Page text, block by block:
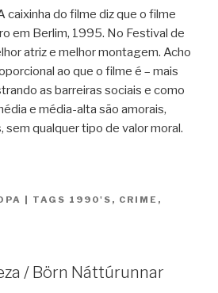
caixinha do filme diz que o filme
em Berlim, 1995. No Festival de
atriz e melhor montagem. Acho
ao que o filme é – mais
as barreiras sociais e como
e média-alta são amorais,
qualquer tipo de valor moral.
TAGS 1990'S , CRIME ,
/ Börn Náttúrunnar